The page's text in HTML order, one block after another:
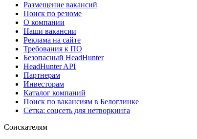
Размещение вакансий
Поиск по резюме
О компании
Наши вакансии
Реклама на сайте
Требования к ПО
Безопасный HeadHunter
HeadHunter API
Партнерам
Инвесторам
Каталог компаний
Поиск по вакансиям в Белоглинке
Сетка: соцсеть для нетворкинга
Соискателям